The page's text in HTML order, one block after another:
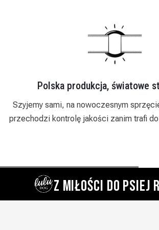
Polska produkcja, światowe
Szyjemy sami, na nowoczesnym
przechodzi kontrolę jakości zanim trafi
Z MIŁOŚCI DO PSIEJ